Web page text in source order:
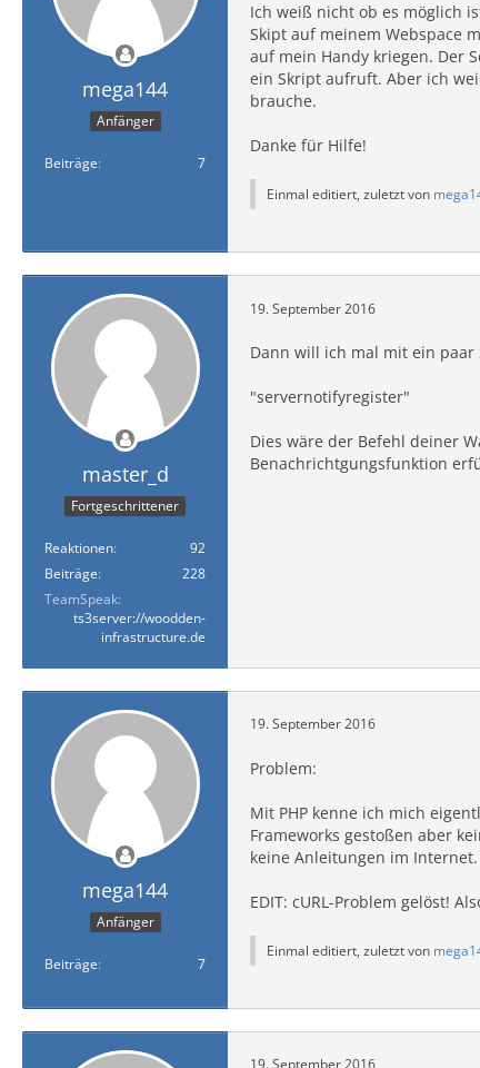
mega144
Anfänger
Beiträge 7
Ich weiß nicht ob es möglich
Skipt auf meinem Webspace
auf mein Handy kriegen. Der
ein Skript aufruft. Aber ich
brauche.
Danke für Hilfe!
Einmal editiert, zuletzt von
master_d
Fortgeschrittener
Reaktionen
92
Beiträge
228
TeamSpeak
ts3server://woodden-
infrastructure.de
19. September 2016
Dann will ich mal mit ein
"servernotifyregister"
Dies wäre der Befehl deiner
Benachrichtgungsfunktion
mega144
Anfänger
Beiträge 7
19. September 2016
Problem:
Mit PHP kenne ich mich
Frameworks gestoßen aber
keine Anleitungen im Internet.
EDIT: cURL-Problem gelöst!
Einmal editiert, zuletzt von